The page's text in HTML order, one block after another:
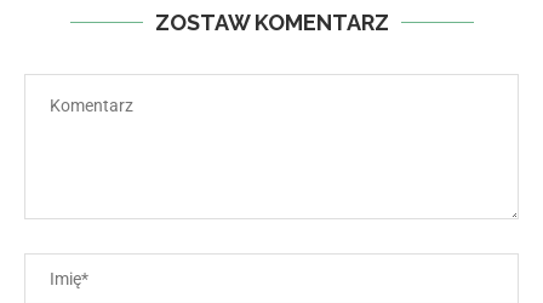
ZOSTAW KOMENTARZ